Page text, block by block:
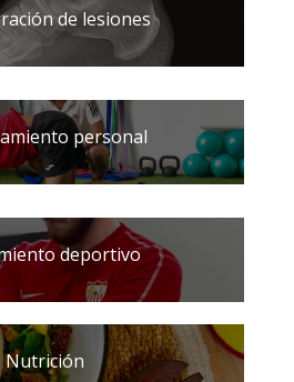
de lesiones
personal
deportivo
Nutrición